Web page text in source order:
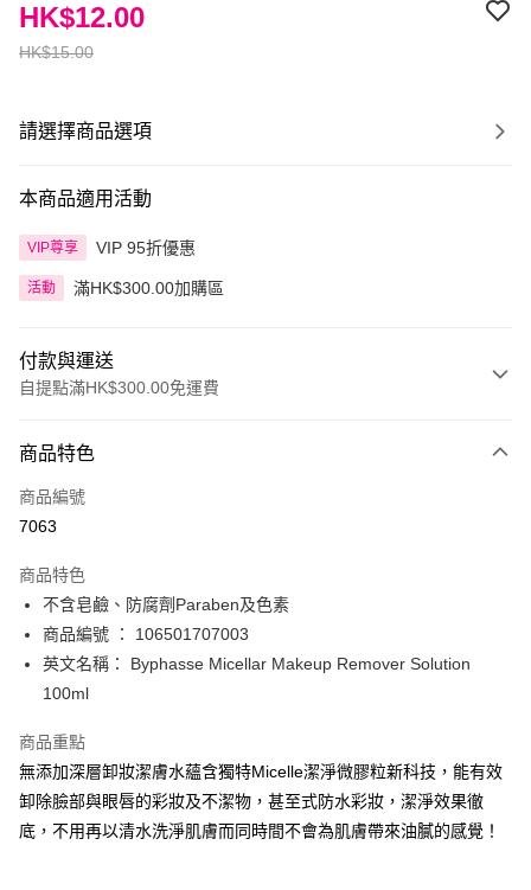
HK$15.00
HK$12.00
請選擇商品選項
本商品適用活動
VIP尊享 VIP 95折優惠
活動 滿HK$300.00加購區
付款與運送
自提點滿HK$300.00免運費
信用卡
Apple Pay
PayMe
WeChat Pay
BoC Pay
送貨方式
順豐自助櫃 - 確認發貨後1-3個工作天送達
每筆HK$65.00，滿HK$300.00或以上免運費
商品特色
商品編號
7063
商品特色
不含皂鹼、防腐劑Paraben及色素
商品編號 ： 106501707003
英文名稱： Byphasse Micellar Makeup Remover Solution
100ml
商品重點
無添加深層卸妝潔膚水蘊含獨特Micelle潔淨微膠粒新科技，能有效
卸除臉部與眼唇的彩妝及不潔物，甚至式防水彩妝，潔淨效果徹
底，不用再以清水洗淨肌膚而同時間不會為肌膚帶來油膩的感覺！